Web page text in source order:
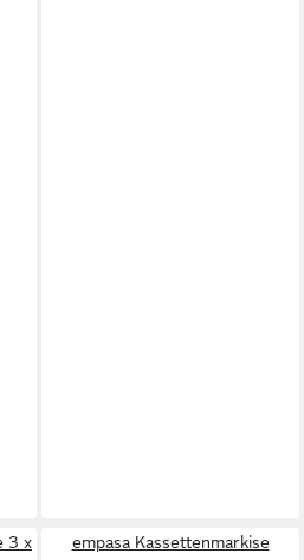
3 x
empasa Kassettenmarkise